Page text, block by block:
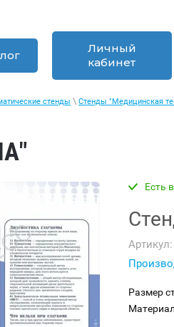
Личный
кабинет
стенды \ Стенды "Медицинская
Есть
Артикул:
Размер